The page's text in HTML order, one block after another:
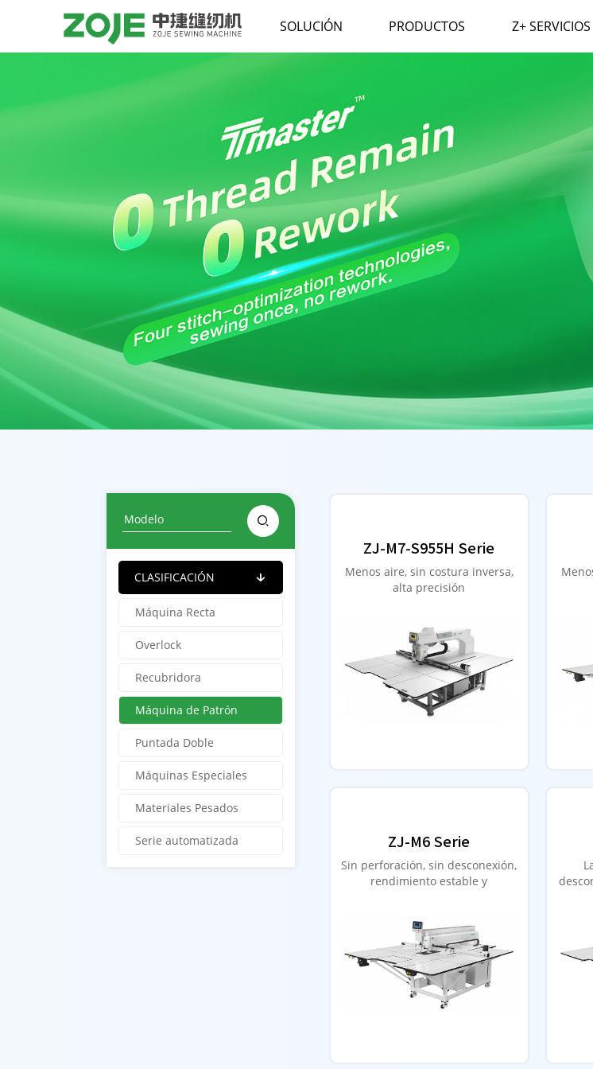
SOLUCIÓN PRODUCTOS Z+ SERVICIOS

CLASIFICACIÓN 
Máquina Recta
Overlock
Recubridora
Máquina de Patrón
Puntada Doble
Máquinas Especiales
Materiales Pesados
Serie automatizada
ZJ-M7-S955H Serie
Menos aire, sin costura inversa,
alta precisión
ZJ-M6 Serie
Sin perforación, sin desconexión,
rendimiento estable y